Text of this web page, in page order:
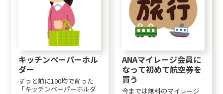
キッチンペーパーホル
ダー
ずっと前に100均で買った
「キッチンペーパーホルダ
ANAマイレージ会員に
なって初めて航空券を
買う
今までは無料のマイレージ